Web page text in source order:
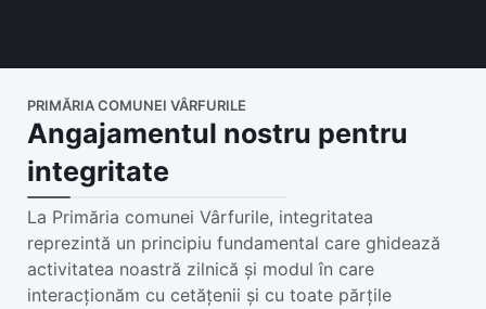
PRIMĂRIA COMUNEI VÂRFURILE
Angajamentul nostru pentru
integritate
La Primăria comunei Vârfurile, integritatea
reprezintă un principiu fundamental care ghidează
activitatea noastră zilnică și modul în care
interacționăm cu cetățenii și cu toate părțile